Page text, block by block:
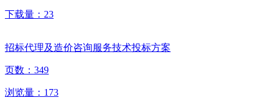
下载量： 23
招标代理及造价咨询服务技术投标方案
页数： 349
浏览量： 173